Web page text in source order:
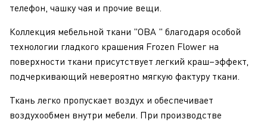
телефон, чашку чая и прочие вещи.
Коллекция мебельной ткани "ОВА " благодаря особой
технологии гладкого крашения Frozen Flower на
поверхности ткани присутствует легкий краш–эффект,
подчеркивающий невероятно мягкую фактуру ткани.
Ткань легко пропускает воздух и обеспечивает
воздухообмен внутри мебели. При производстве